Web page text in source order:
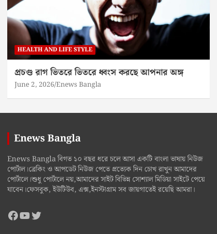
HEALTH AND LIFE STYLE
প্রচণ্ড রাগ ভিতরে ভিতরে ধ্বংস করছে আপনার অঙ্গ
June 2, 2026 Enews Bangla
Enews Bangla
Enews Bangla বিগত ১০ বছর ধরে চলে আসা একটি বাংলা ভাষায় নিউজ
পোর্টাল।ব্রেকিং ও আপডেট নিউজ পেতে প্রত্যেক দিন চোখ রাখুন আমাদের
পোর্টালে।শুধু পোর্টালে নয়,আমাদের সাইট বিভিন্ন সোশ্যাল মিডিয়া সাইটে পেয়ে
যাবেন।ফেসবুক, ইউটিউব, এক্স,ইনস্টাগ্রাম সব জায়গাতেই রয়েছি আমরা।
Facebook
YouTube
Twitter